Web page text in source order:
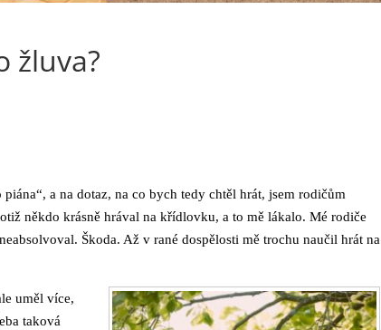
žluva?
a na dotaz, na co bych tedy chtěl hrát, jsem rodičům
někdo krásně hrával na křídlovku, a to mě lákalo. Mé rodiče
Škoda. Až v rané dospělosti mě trochu naučil hrát na
uměl více,
taková